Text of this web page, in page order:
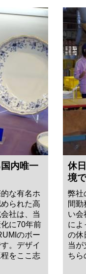
内唯一
な有名ホ
られた高
社は、当
に70年前
のボー
。デザイ
をここ志
休
境
弊社
間勤
い会
によ
の休
当が
ちら